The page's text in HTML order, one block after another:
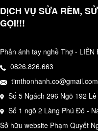
DỊCH VỤ SỬA RÈM,
GỌI!!!
Phản ánh tay nghề Thợ - LIÊN
0826.826.663
timthonhanh.co@gmail.com
Số 5 Ngách 296 Ngõ 192
Số 1 ngõ 2 Làng Phú Đô -
Sở hữu website Phạm Quyết